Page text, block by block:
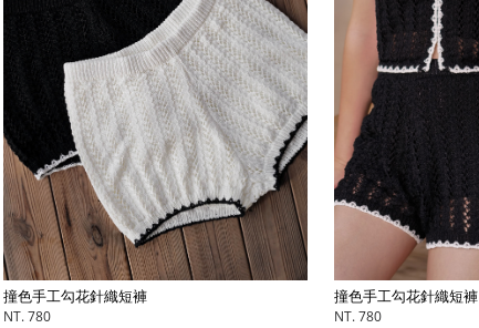
撞色手工勾花針織短褲
NT. 780
撞色手工勾花針織短褲
NT. 780